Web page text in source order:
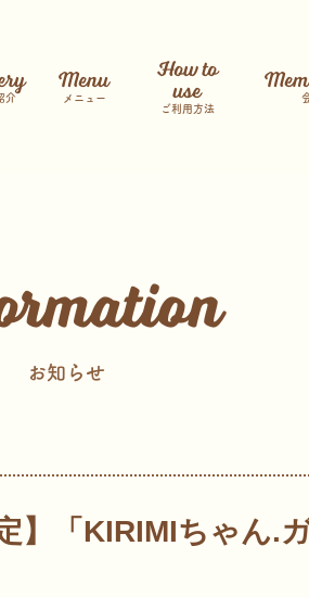
介 Menu
メニュー
How to
use
ご利用方法
お知らせ
「KIRIMIちゃん.